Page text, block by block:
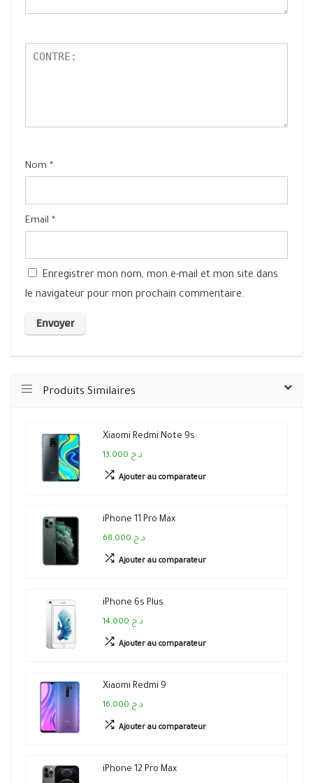
Nom *
Email *
Enregistrer mon nom, mon e-mail et mon site dans
le navigateur pour mon prochain commentaire.
Produits Similaires
Xiaomi Redmi Note 9s
13,000 د.ج
Ajouter au comparateur
iPhone 11 Pro Max
68,000 د.ج
Ajouter au comparateur
iPhone 6s Plus
14,000 د.ج
Ajouter au comparateur
Xiaomi Redmi 9
16,000 د.ج
Ajouter au comparateur
iPhone 12 Pro Max